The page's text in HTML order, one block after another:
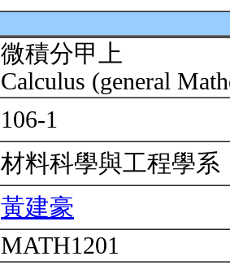
微積分甲上
Calculus (general
106-1
材料科學與工程學
黃建豪
MATH1201